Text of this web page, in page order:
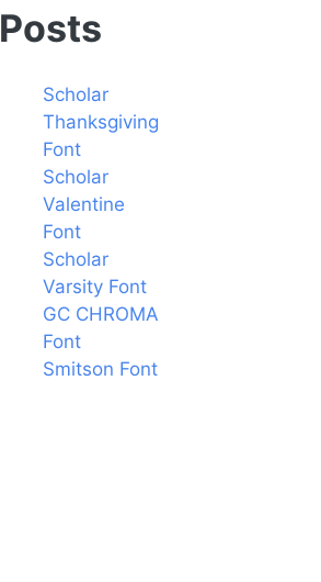
Posts
Scholar
Thanksgiving
Font
Scholar
Valentine
Font
Scholar
Varsity Font
GC CHROMA
Font
Smitson Font